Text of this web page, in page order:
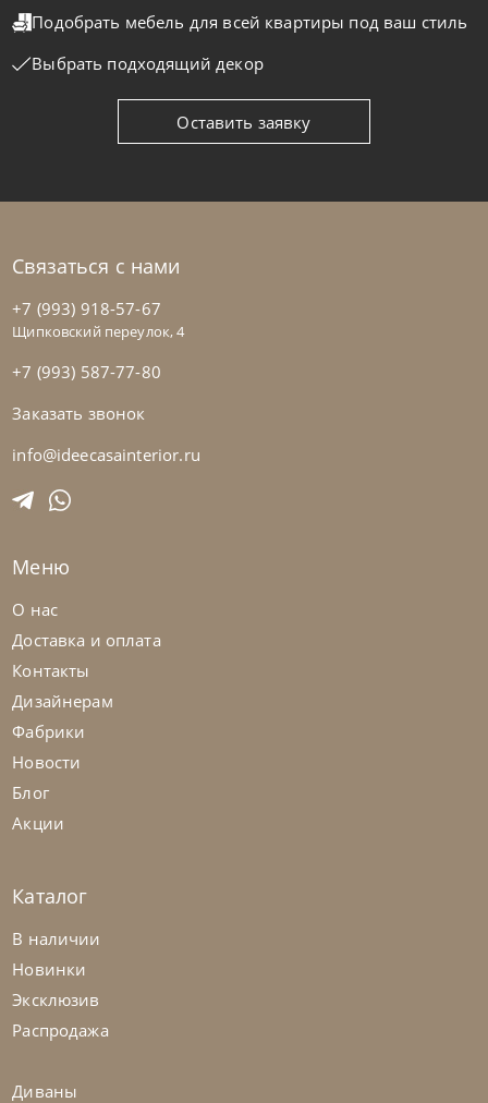
На заказ 45-90 дн +2 в наличии
+280 +100
Nicolettihome
Диван Soul
Nicolettihome
Диван Louise
Подобрать мебель для всей квартиры под ваш стиль
Выбрать подходящий декор
Оставить заявку
Связаться с нами
+7 (993) 918-57-67
Щипковский переулок, 4
+7 (993) 587-77-80
Заказать звонок
info@ideecasainterior.ru
Меню
О нас
Доставка и оплата
Контакты
Дизайнерам
Фабрики
Новости
Блог
Акции
Каталог
В наличии
Новинки
Эксклюзив
Распродажа
Диваны